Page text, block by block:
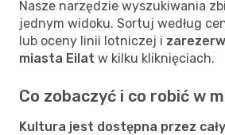
Nasze narzędzie wyszukiwania
jednym widoku. Sortuj według
lub oceny linii lotniczej i
miasta Eilat w kilku kliknięciach.
Co zobaczyć i co robić w
Kultura jest dostępna przez